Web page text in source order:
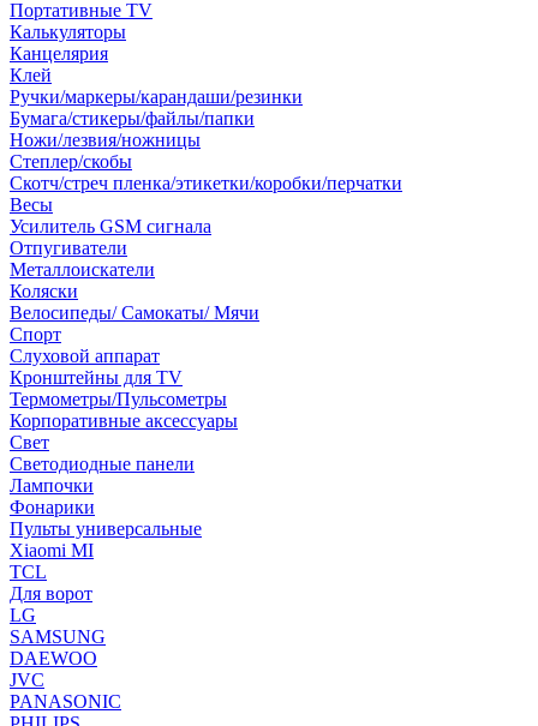
Портативные TV
Калькуляторы
Канцелярия
Клей
Ручки/маркеры/карандаши/резинки
Бумага/стикеры/файлы/папки
Ножи/лезвия/ножницы
Степлер/скобы
Скотч/стреч пленка/этикетки/коробки/перчатки
Весы
Усилитель GSM сигнала
Отпугиватели
Металлоискатели
Коляски
Велосипеды/ Самокаты/ Мячи
Спорт
Слуховой аппарат
Кронштейны для TV
Термометры/Пульсометры
Корпоративные аксессуары
Свет
Светодиодные панели
Лампочки
Фонарики
Пульты универсальные
Xiaomi MI
TCL
Для ворот
LG
SAMSUNG
DAEWOO
JVC
PANASONIC